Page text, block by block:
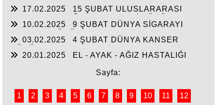
17.02.2025
15 ŞUBAT ULUSLARARASI
10.02.2025
9 ŞUBAT DÜNYA SİGARAYI
03.02.2025
4 ŞUBAT DÜNYA KANSER
20.01.2025
EL - AYAK - AĞIZ HASTALIĞI
Sayfa:
1 2 3 4 5 6 7 8 9 10 11 12